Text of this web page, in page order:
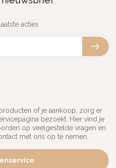
of je aankoop, zorg er
bezoekt. Hier vind je
op veelgestelde vragen en
met ons op te nemen.
acties